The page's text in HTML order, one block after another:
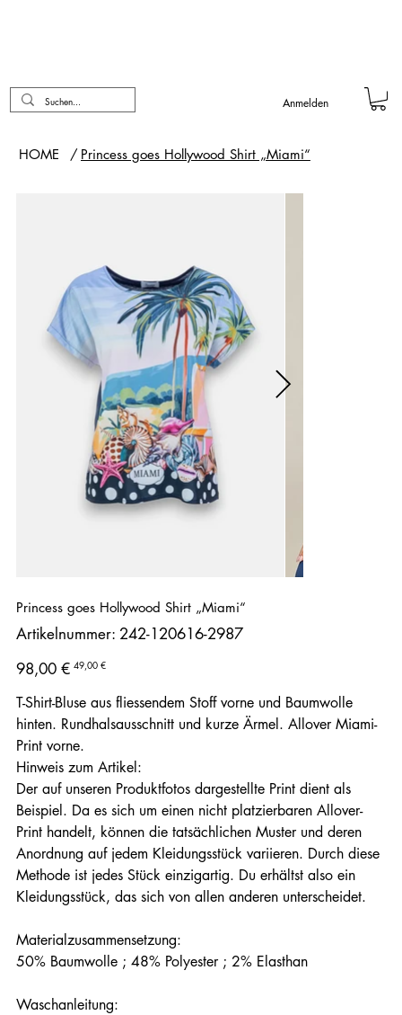
Anmelden
HOME / Princess goes Hollywood Shirt „Miami“
Princess goes Hollywood Shirt „Miami“
Artikelnummer: Artikelnummer:
242-
242-120616-2987
Ursprünglicher
Preis
98,00 € Angebotspreis
49,00 €
T-Shirt-Bluse aus fliessendem Stoff vorne und Baumwolle
hinten. Rundhalsausschnitt und kurze Ärmel. Allover Miami-
Print vorne.
Hinweis zum Artikel:
Der auf unseren Produktfotos dargestellte Print dient als
Beispiel. Da es sich um einen nicht platzierbaren Allover-
Print handelt, können die tatsächlichen Muster und deren
Anordnung auf jedem Kleidungsstück variieren. Durch diese
Methode ist jedes Stück einzigartig. Du erhältst also ein
Kleidungsstück, das sich von allen anderen unterscheidet.
Materialzusammensetzung:
50% Baumwolle ; 48% Polyester ; 2% Elasthan
Waschanleitung: